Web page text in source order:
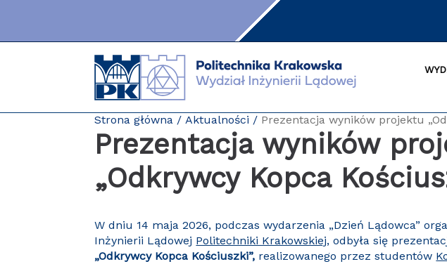
Strona główna Aktualności Prezentacja wyników projektu
Prezentacja wyników
„Odkrywcy Kopca
W dniu 14 maja 2026, podczas wydarzenia „Dzień Lądowca”
Inżynierii Lądowej Politechniki Krakowskiej, odbyła się
„Odkrywcy Kopca Kościuszki”, realizowanego przez studentów